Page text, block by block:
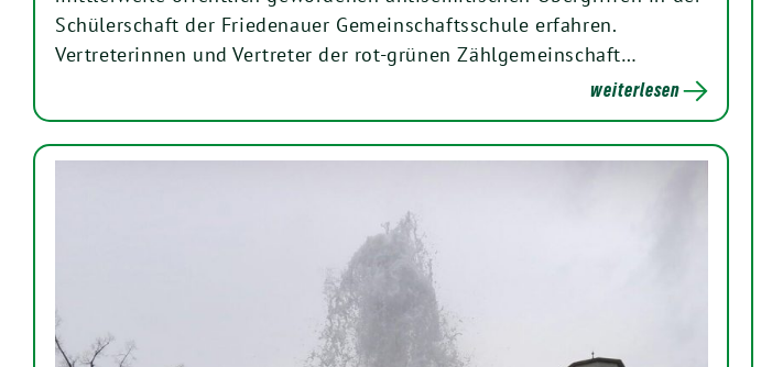
Schülerschaft der Friedenauer Gemeinschaftsschule erfahren.
Vertreterinnen und Vertreter der rot-grünen Zählgemeinschaft…
weiterlesen